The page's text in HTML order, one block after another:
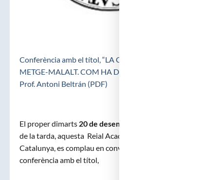
Conferència amb el títol, “LA COMUNICACIÓ
METGE-MALALT. COM HA DE SER?” a càrrec del
Prof. Antoni Beltrán (PDF)
El proper dimarts 20 de desembre de 2022,
de la tarda, aquesta Reial Acadèmia de Medicina de
Catalunya, es complau en convidar-vos a la
conferència amb el títol,